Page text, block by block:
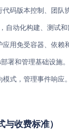
码版本控制、团队
自动化构建、测试
用免受容器、依赖
署和管理基础设施。
式，管理事件响应
收费标准）